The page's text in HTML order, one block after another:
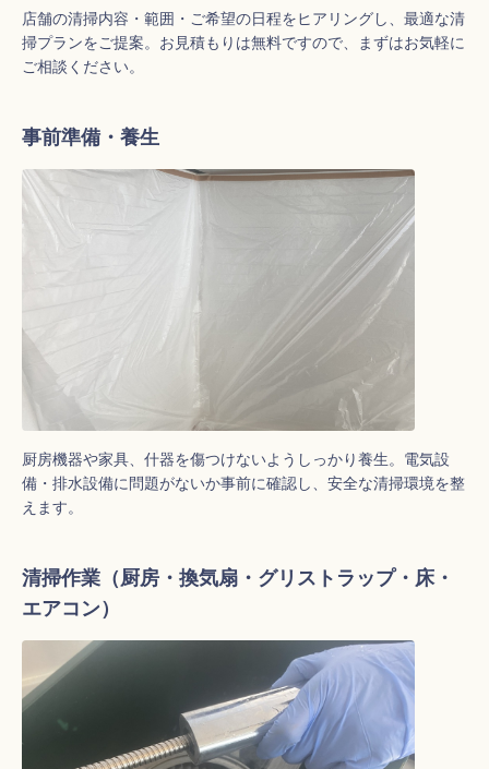
店舗の清掃内容・範囲・ご希望の日程をヒアリングし、最適な清
掃プランをご提案。お見積もりは無料ですので、まずはお気軽に
ご相談ください。
事前準備・養生
厨房機器や家具、什器を傷つけないようしっかり養生。電気設
備・排水設備に問題がないか事前に確認し、安全な清掃環境を整
えます。
清掃作業（厨房・換気扇・グリストラップ・床・
エアコン）